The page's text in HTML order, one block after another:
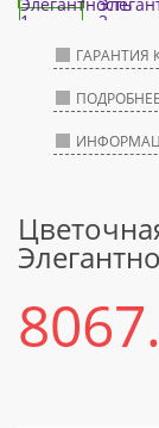
ГАРАНТИЯ